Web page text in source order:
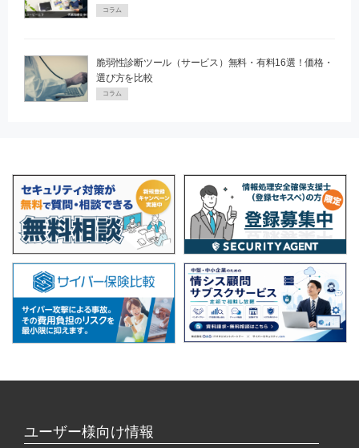
コラム
脆弱性診断ツール（サービス）無料・有料16選！価格・
選び方を比較
コラム
ユーザー様向け情報